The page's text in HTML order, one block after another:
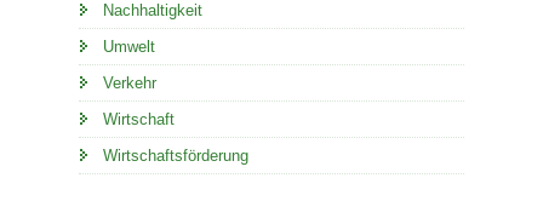
Nachhaltigkeit
Umwelt
Verkehr
Wirtschaft
Wirtschaftsförderung